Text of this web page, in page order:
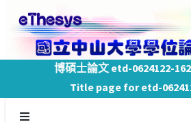
博碩士論文 etd-0624122-
Title page for etd-